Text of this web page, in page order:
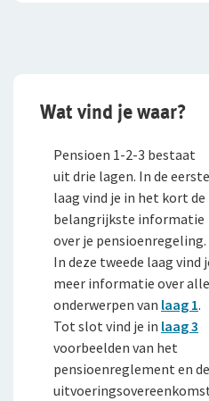
Kortlopende
VvE Pakket
FlexxPensioen-
Direct Ingaand Pensioen
Beleggingsverzekeringen
Direct Ingaande
Uitgestelde
Pensioen 1-2-3
Anw-pensioen
WGA-gatverzekering
Wat vind je waar?
Pensioen 1-2-3 bestaat
uit drie lagen. In de eerste
laag vind je in het kort de
belangrijkste informatie
over je pensioenregeling.
In deze tweede laag vind
meer informatie over alle
onderwerpen van laag 1.
Tot slot vind je in laag 3
voorbeelden van het
pensioenreglement en de